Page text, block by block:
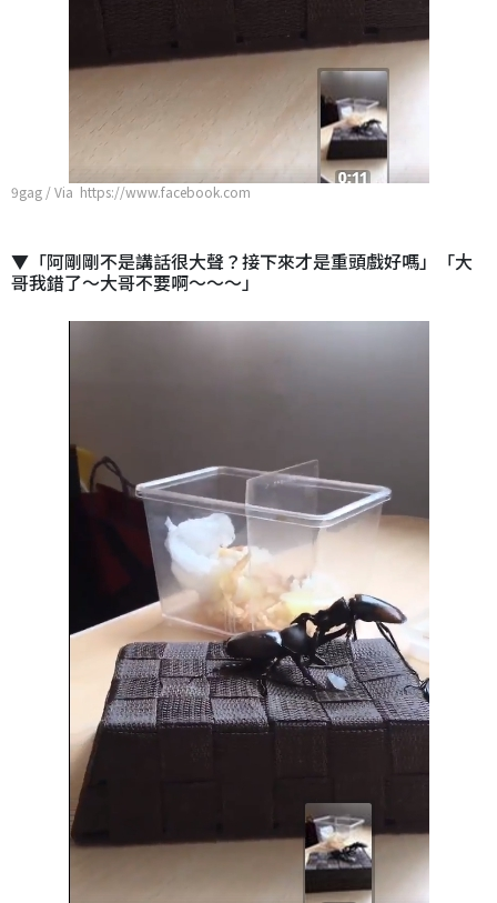
9gag / Via https://www.facebook.com
▼「阿剛剛不是講話很大聲？接下來才是重頭戲好嗎」「大
哥我錯了～大哥不要啊～～～」